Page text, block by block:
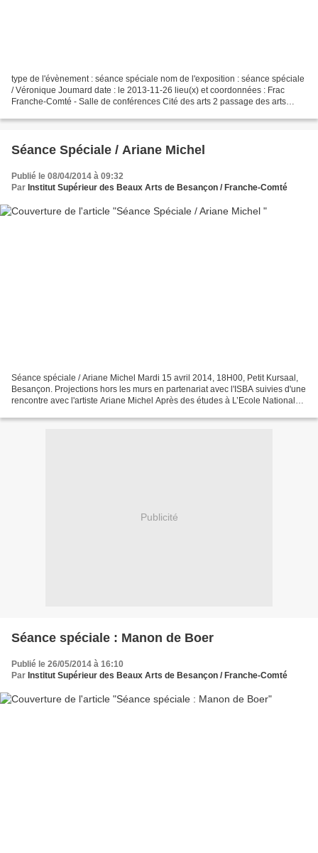
type de l'évènement : séance spéciale nom de l'exposition : séance spéciale
/ Véronique Joumard date : le 2013-11-26 lieu(x) et coordonnées : Frac
Franche-Comté - Salle de conférences Cité des arts 2 passage des arts
Séance Spéciale / Ariane Michel
Publié le 08/04/2014 à 09:32
Par Institut Supérieur des Beaux Arts de Besançon / Franche-Comté
Séance spéciale / Ariane Michel Mardi 15 avril 2014, 18H00, Petit Kursaal,
Besançon. Projections hors les murs en partenariat avec l'ISBA suivies d'une
rencontre avec l'artiste Ariane Michel Après des études à L’Ecole Nationale
Publicité
Séance spéciale : Manon de Boer
Publié le 26/05/2014 à 16:10
Par Institut Supérieur des Beaux Arts de Besançon / Franche-Comté